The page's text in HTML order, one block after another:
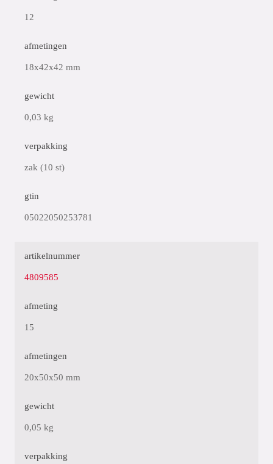
12
afmetingen
18x42x42 mm
gewicht
0,03 kg
verpakking
zak (10 st)
gtin
05022050253781
artikelnummer
4809585
afmeting
15
afmetingen
20x50x50 mm
gewicht
0,05 kg
verpakking